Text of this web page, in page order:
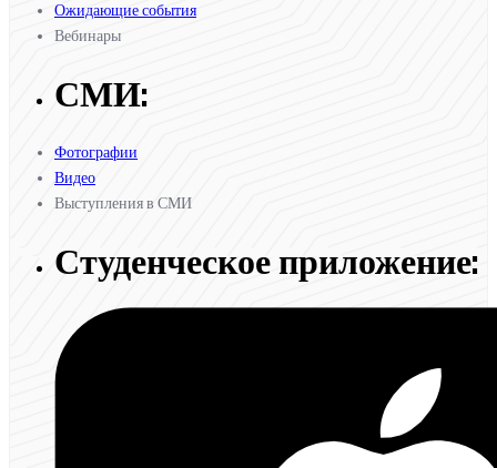
Ожидающие события
Вебинары
СМИ:
Фотографии
Видео
Выступления в СМИ
Студенческое приложение: